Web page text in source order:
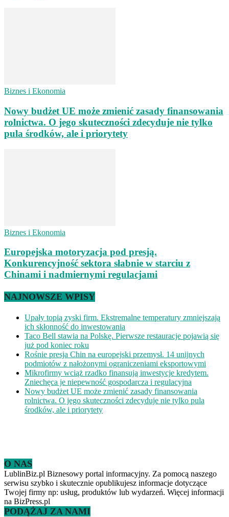
Biznes i Ekonomia
Nowy budżet UE może zmienić zasady finansowania
rolnictwa. O jego skuteczności zdecyduje nie tylko
pula środków, ale i priorytety
Biznes i Ekonomia
Europejska motoryzacja pod presją.
Konkurencyjność sektora słabnie w starciu z
Chinami i nadmiernymi regulacjami
NAJNOWSZE WPISY
Upały topią zyski firm. Ekstremalne temperatury zmniejszają
ich skłonność do inwestowania
Taco Bell stawia na Polskę. Pierwsze restauracje pojawią się
już pod koniec roku
Rośnie presja Chin na europejski przemysł. 14 unijnych
podmiotów z nałożonymi ograniczeniami eksportowymi
Mikrofirmy wciąż rzadko finansują inwestycje kredytem.
Zniechęca je niepewność gospodarcza i regulacyjna
Nowy budżet UE może zmienić zasady finansowania
rolnictwa. O jego skuteczności zdecyduje nie tylko pula
środków, ale i priorytety
O NAS
LublinBiz.pl Biznesowy portal informacyjny. Za pomocą naszego
serwisu szybko i skutecznie opublikujesz informacje dotyczące
Twojej firmy np: usług, produktów lub wydarzeń. Więcej informacji
na BizPress.pl
PODĄŻAJ ZA NAMI